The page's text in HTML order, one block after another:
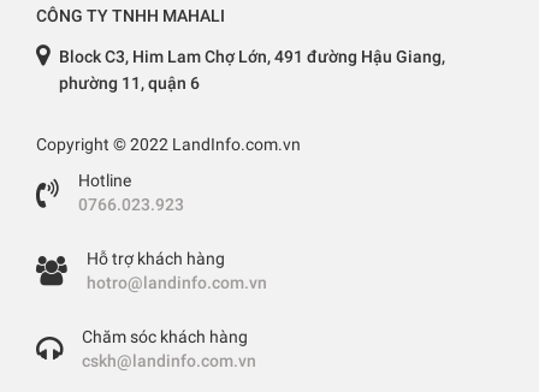
CÔNG TY TNHH MAHALI
Block C3, Him Lam Chợ Lớn, 491 đường Hậu Giang,
phường 11, quận 6
Copyright © 2022 LandInfo.com.vn
Hotline
0766.023.923
Hỗ trợ khách hàng
hotro@landinfo.com.vn
Chăm sóc khách hàng
cskh@landinfo.com.vn